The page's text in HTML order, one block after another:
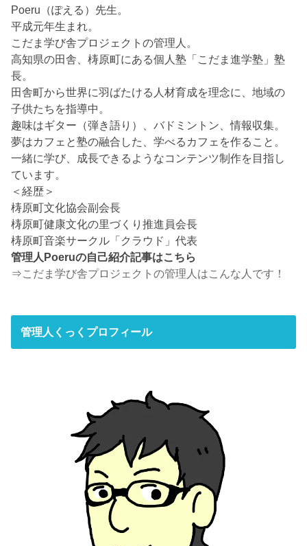
Poeru（ぽえる）先生。
平成元年生まれ。
こだま学び舎プロジェクトの管理人。
高知県の田舎、梼原町にある個人塾「こだま進学塾」塾
長。
田舎町から世界に羽ばたける人材育成を理念に、地域の
子供たちを指導中。
趣味はギター（弾き語り）、バドミントン、情報収集。
夢はカフェと塾の融合した、学べるカフェを作ること。
一緒に学び、成長できるようなコンテンツ制作を目指し
ています。
＜経歴＞
梼原町文化協会副会長
梼原町健康文化の里づくり推進員会長
梼原町音楽サークル「クラウド」代表
管理人Poeruの自己紹介記事はこちら
⇒ こだま学び舎プロジェクトの管理人はこんな人です！
管理人くっくプロフィール